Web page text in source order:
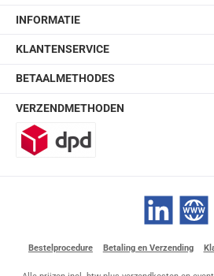
INFORMATIE
KLANTENSERVICE
BETAALMETHODES
VERZENDMETHODEN
LinkedIn Website
Bestelprocedure Betaling en Verzending